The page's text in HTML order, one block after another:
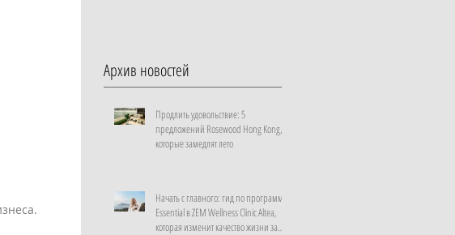
Архив новостей
Продлить удовольствие: 5
предложений Rosewood Hong Kong,
которые замедлят лето
Начать с главного: гид по программе
Essential в ZEM Wellness Clinic Altea,
которая изменит качество жизни за